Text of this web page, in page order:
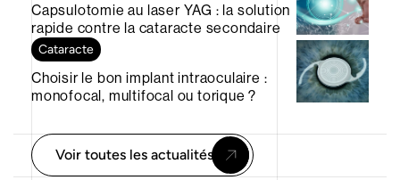
Capsulotomie au laser YAG : la solution
rapide contre la cataracte secondaire
Cataracte
Choisir le bon implant intraoculaire :
monofocal, multifocal ou torique ?
Voir toutes les actualités